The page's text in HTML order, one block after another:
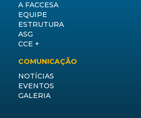
A FACCESA
EQUIPE
ESTRUTURA
ASG
CCE +
COMUNICAÇÃO
NOTÍCIAS
EVENTOS
GALERIA